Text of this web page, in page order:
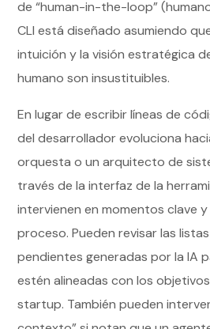
de “human-in-the-loop”
CLI está diseñado asumiendo
intuición y la visión estratégica
humano son insustituibles.
En lugar de escribir líneas de
del desarrollador evoluciona
orquesta o un arquitecto de
través de la interfaz de la
intervienen en momentos clave
proceso. Pueden revisar las
pendientes generadas por la IA
estén alineadas con los
startup. También pueden